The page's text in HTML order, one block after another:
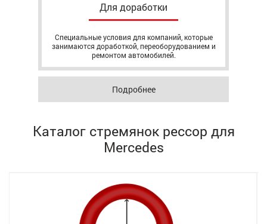
Для доработки
Специальные условия для компаний, которые
занимаются доработкой, переоборудованием и
ремонтом автомобилей.
Подробнее
Каталог стремянок рессор для
Mercedes